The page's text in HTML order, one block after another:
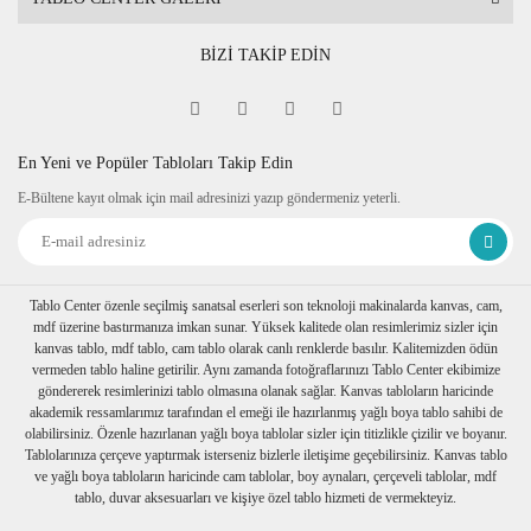
BİZİ TAKİP EDİN
En Yeni ve Popüler Tabloları Takip Edin
E-Bültene kayıt olmak için mail adresinizi yazıp göndermeniz yeterli.
Tablo Center özenle seçilmiş sanatsal eserleri son teknoloji makinalarda kanvas, cam,
mdf üzerine bastırmanıza imkan sunar. Yüksek kalitede olan resimlerimiz sizler için
kanvas tablo, mdf tablo, cam tablo olarak canlı renklerde basılır. Kalitemizden ödün
vermeden tablo haline getirilir. Aynı zamanda fotoğraflarınızı Tablo Center ekibimize
göndererek resimlerinizi tablo olmasına olanak sağlar. Kanvas tabloların haricinde
akademik ressamlarımız tarafından el emeği ile hazırlanmış yağlı boya tablo sahibi de
olabilirsiniz. Özenle hazırlanan yağlı boya tablolar sizler için titizlikle çizilir ve boyanır.
Tablolarınıza çerçeve yaptırmak isterseniz bizlerle iletişime geçebilirsiniz. Kanvas tablo
ve yağlı boya tabloların haricinde cam tablolar, boy aynaları, çerçeveli tablolar, mdf
tablo, duvar aksesuarları ve kişiye özel tablo hizmeti de vermekteyiz.